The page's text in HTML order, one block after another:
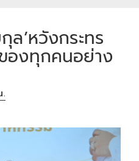
’หวังกระทร
องทุกคนอย่าง
.